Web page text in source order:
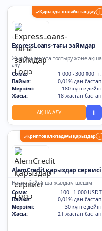
✓Қарызды онлайн таңдау i
ExpressLoans-тағы займдар
Жылдам анкета толтыру және ақша
алу
Сома:
1 000 - 300 000 тг.
Пайыз:
0,01%-дан бастап
Мерзімі:
180 күнге дейін
Жасы:
18 жастан бастап
АҚША АЛУ i
✓Криптовалютадағы қарыздар i
AlemCredit қарыздар сервисі
Несие бойынша жылдам шешім
Сома:
100 - 1 000 USDT
Пайыз:
0,01%-дан бастап
Мерзімі:
30 күнге дейін
Жасы:
21 жастан бастап